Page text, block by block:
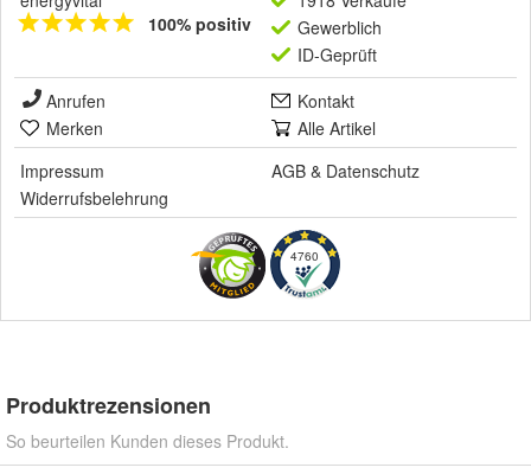
100% positiv
Gewerblich
ID-Geprüft
Anrufen
Kontakt
Merken
Alle Artikel
Impressum
AGB & Datenschutz
Widerrufsbelehrung
4760
Produktrezensionen
So beurteilen Kunden dieses Produkt.